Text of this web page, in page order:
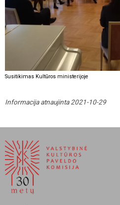
Susitikimas Kultūros ministerijoje
Informacija atnaujinta 2021-10-29